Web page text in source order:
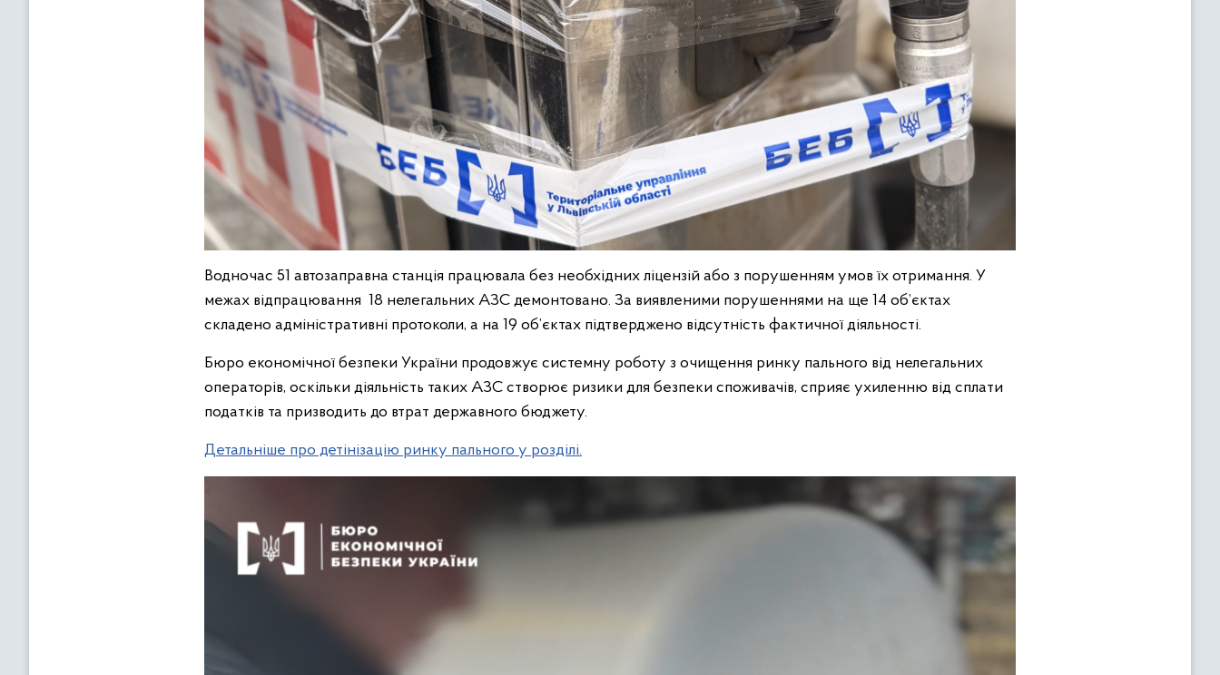
Водночас 51 автозаправна станція працювала без необхідних ліцензій або з порушенням умов їх отримання. У
межах відпрацювання 18 нелегальних АЗС демонтовано. За виявленими порушеннями на ще 14 об’єктах
складено адміністративні протоколи, а на 19 об’єктах підтверджено відсутність фактичної діяльності.
Бюро економічної безпеки України продовжує системну роботу з очищення ринку пального від нелегальних
операторів, оскільки діяльність таких АЗС створює ризики для безпеки споживачів, сприяє ухиленню від сплати
податків та призводить до втрат державного бюджету.
Детальніше про детінізацію ринку пального у розділі.